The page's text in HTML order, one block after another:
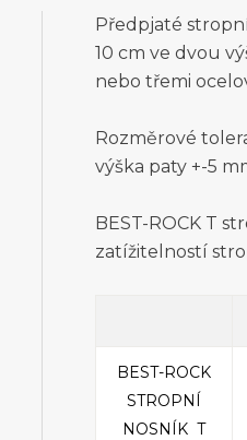
Předpjaté
10 cm ve dvou
nebo třemi
Rozměrové
výška paty +-5
BEST-ROCK T
zatížitelností
BEST-ROCK
STROPNÍ
NOSNÍK T